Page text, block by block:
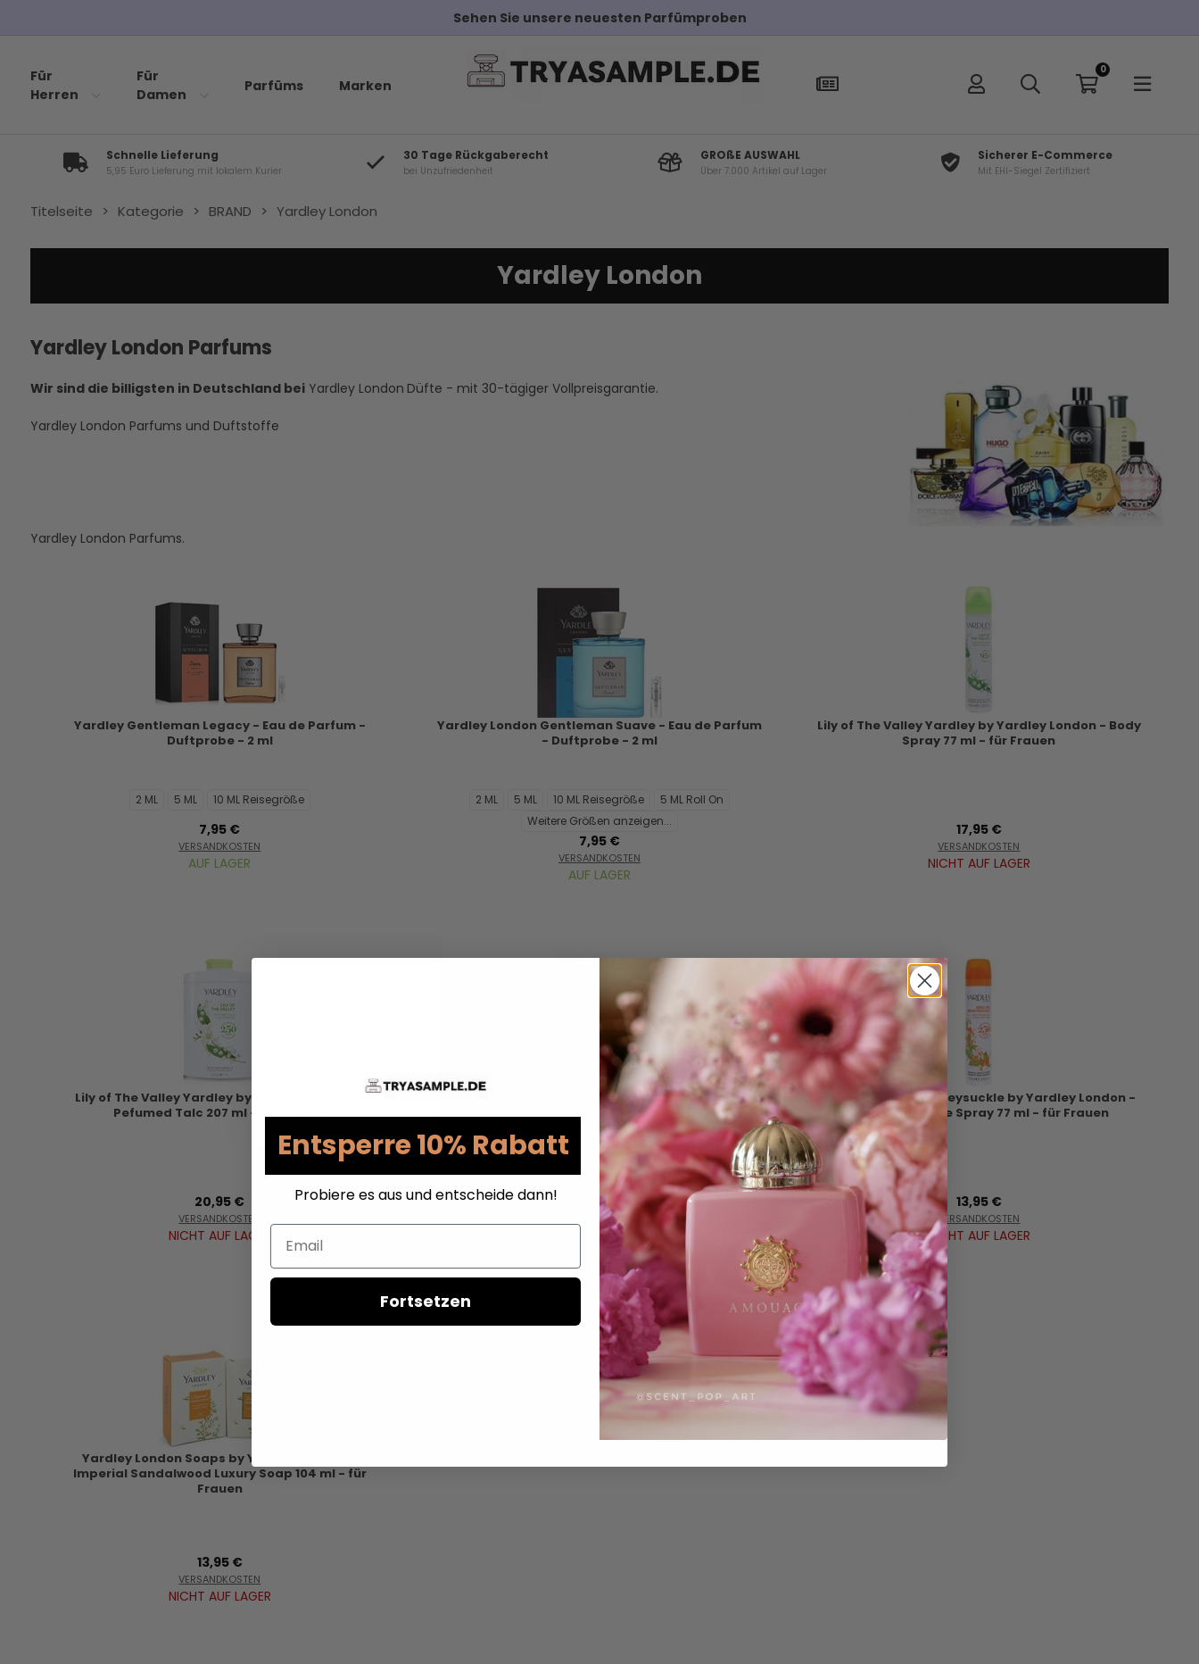
Sehen Sie unsere neuesten Parfümproben
Für
Herren
Für
Damen
Parfüms Marken
0
Schnelle Lieferung
5,95 Euro Lieferung mit lokalem Kurier
30 Tage Rückgaberecht
bei Unzufriedenheit
GROßE AUSWAHL
Über 7.000 Artikel auf Lager
Sicherer E-Commerce
Mit EHI-Siegel Zertifiziert
Titelseite > Kategorie > BRAND > Yardley London
Yardley London
Yardley London Parfums
Wir sind die billigsten in Deutschland beiYardley London Düfte - mit 30-tägiger Vollpreisgarantie.
Yardley London Parfums und Duftstoffe
Yardley London Parfums.
Yardley Gentleman Legacy - Eau de Parfum -
Duftprobe - 2 ml
2 ML 5 ML 10 ML Reisegröße
7,95 €
VERSANDKOSTEN
AUF LAGER
Yardley London Gentleman Suave - Eau de Parfum
- Duftprobe - 2 ml
2 ML 5 ML 10 ML Reisegröße
5 ML Roll On
Weitere Größen anzeigen...
7,95 €
VERSANDKOSTEN
AUF LAGER
Lily of The Valley Yardley by Yardley London - Body
Spray 77 ml - für Frauen
17,95 €
VERSANDKOSTEN
NICHT AUF LAGER
Lily of The Valley Yardley by Yardley London -
Pefumed Talc 207 ml - für Frauen
20,95 €
VERSANDKOSTEN
NICHT AUF LAGER
Yardley Blossom & Peach by Yardley London - Eau
de Toilette Spray 125 ml - für Damen
26,95 €
VERSANDKOSTEN
NICHT AUF LAGER
Yardley English Honeysuckle by Yardley London -
Body Fragrance Spray 77 ml - für Frauen
13,95 €
VERSANDKOSTEN
NICHT AUF LAGER
Yardley London Soaps by Yardley London -
Imperial Sandalwood Luxury Soap 104 ml - für
Frauen
13,95 €
VERSANDKOSTEN
NICHT AUF LAGER
Entsperre 10% Rabatt
Probiere es aus und entscheide dann!
Email
Fortsetzen